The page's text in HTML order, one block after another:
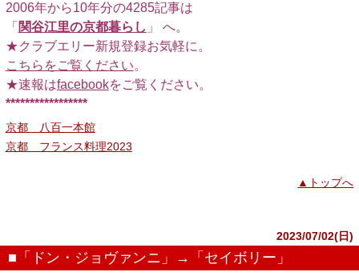
2006年から10年分の4285記事は
「 関谷江里の京都暮らし 」 へ。
★クラブエリー新規登録お気軽に。
こちらをご覧ください。
★速報はfacebookをご覧ください。
*****************
京都 八百一本館
京都 フランス料理2023
▲トップへ
2023/07/02(日)
■「ドン・ジョヴァンニ」→「セイボリー」